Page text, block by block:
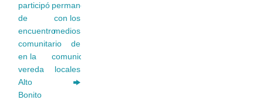
participó
de
encuentro
comunitario
en la
vereda
Alto
Bonito
permanente
con los
medios
de
comunicación
locales